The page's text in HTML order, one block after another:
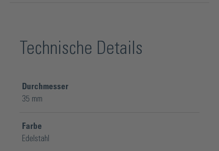
Technische Details
Durchmesser
35 mm
Farbe
Edelstahl